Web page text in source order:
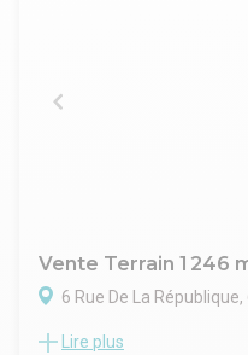
Vente Terrain 1 246
6 Rue De La
Ce terrain de 1 246 m² est
Lire plus